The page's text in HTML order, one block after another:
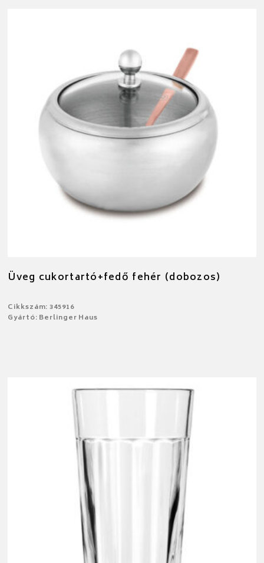
Üveg cukortartó+fedő fehér (dobozos)
Cikkszám: 345916
Gyártó: Berlinger Haus